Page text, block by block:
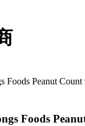
Foods